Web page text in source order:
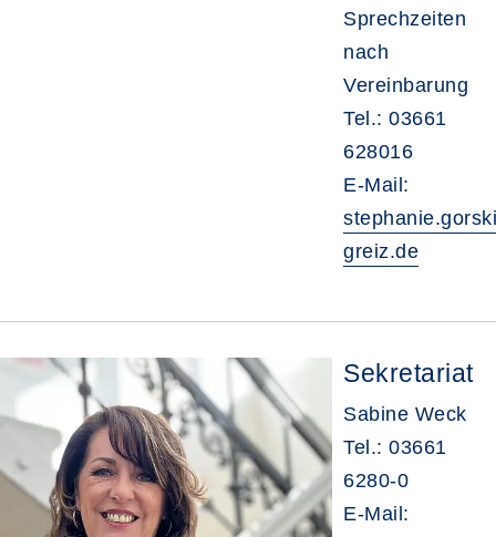
Sprechzeiten
nach
Vereinbarung
Tel.: 03661
628016
E-Mail:
greiz.de
Sekretariat
Sabine Weck
Tel.: 03661
6280-0
E-Mail: